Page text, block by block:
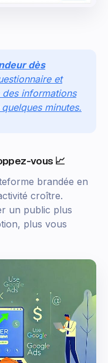
dès
et
informations
minutes.
vous 📈
brandée en
croître.
un public plus
plus vous